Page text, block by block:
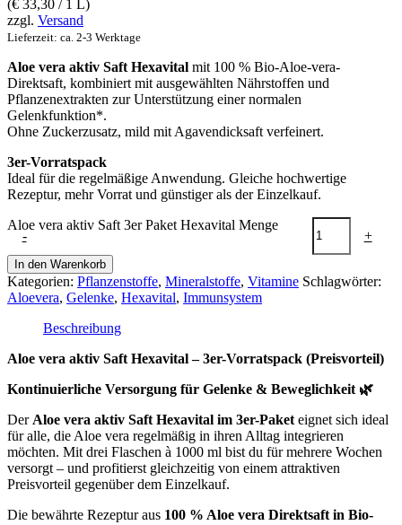
(€ 33,30 / 1 L)
zzgl. Versand
Lieferzeit: ca. 2-3 Werktage
Aloe vera aktiv Saft Hexavital mit 100 % Bio-Aloe-vera-
Direktsaft, kombiniert mit ausgewählten Nährstoffen und
Pflanzenextrakten zur Unterstützung einer normalen
Gelenkfunktion*.
Ohne Zuckerzusatz, mild mit Agavendicksaft verfeinert.
3er-Vorratspack
Ideal für die regelmäßige Anwendung. Gleiche hochwertige
Rezeptur, mehr Vorrat und günstiger als der Einzelkauf.
-
Aloe vera aktiv Saft 3er Paket Hexavital Menge
+
In den Warenkorb
Kategorien: Pflanzenstoffe, Mineralstoffe, Vitamine Schlagwörter:
Aloevera, Gelenke, Hexavital, Immunsystem
Beschreibung
Aloe vera aktiv Saft Hexavital – 3er-Vorratspack (Preisvorteil)
Kontinuierliche Versorgung für Gelenke & Beweglichkeit 🌿
Der Aloe vera aktiv Saft Hexavital im 3er-Paket eignet sich ideal
für alle, die Aloe vera regelmäßig in ihren Alltag integrieren
möchten. Mit drei Flaschen à 1000 ml bist du für mehrere Wochen
versorgt – und profitierst gleichzeitig von einem attraktiven
Preisvorteil gegenüber dem Einzelkauf.
Die bewährte Rezeptur aus 100 % Aloe vera Direktsaft in Bio-